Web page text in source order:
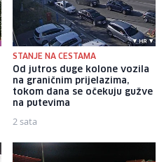
STANJE NA CESTAMA
Od jutros duge kolone vozila
na graničnim prijelazima,
tokom dana se očekuju gužve
na putevima
2 sata